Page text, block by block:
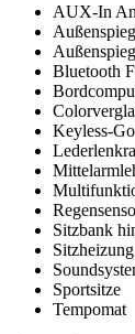
AUX-In
Bluetooth
Keyless-Go
Sitzbank
Sportsitze
Tempomat